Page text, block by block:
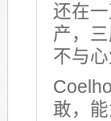
还在
产，
不与心
敢，